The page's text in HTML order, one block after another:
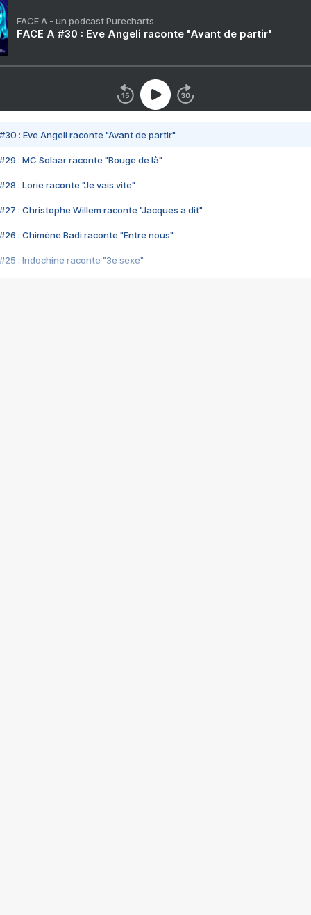
FACE A - un podcast Purecharts
FACE A #30 : Eve Angeli raconte "Avant de partir"
#30 : Eve Angeli raconte "Avant de partir"
#29 : MC Solaar raconte "Bouge de là"
#28 : Lorie raconte "Je vais vite"
#27 : Christophe Willem raconte "Jacques a dit"
#26 : Chimène Badi raconte "Entre nous"
#25 : Indochine raconte "3e sexe"